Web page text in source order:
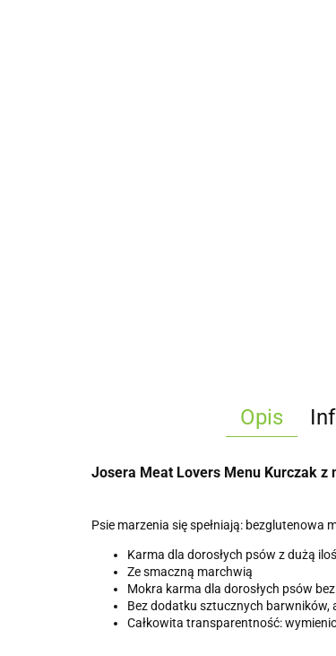
Opis
Josera Meat Lovers Menu Kurczak z
Psie marzenia się spełniają: bezglutenowa
Karma dla dorosłych psów z dużą
Ze smaczną marchwią
Mokra karma dla dorosłych psów
Bez dodatku sztucznych
Całkowita transparentność: